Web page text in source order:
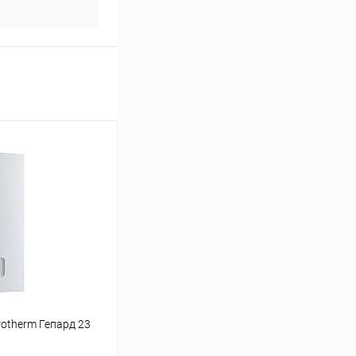
Гепард 23